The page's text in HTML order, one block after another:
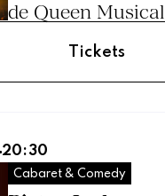
de Queen Musical
Tickets
Cabaret & Comedy
20:30